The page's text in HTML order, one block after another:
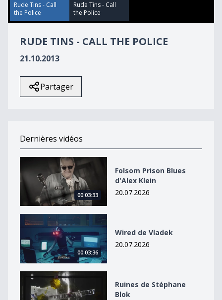
44
seconds
Rude Tins - Call
the Police
Rude Tins - Call
the Police
RUDE TINS - CALL THE POLICE
21.10.2013
Partager
Dernières vidéos
Folsom Prison Blues d&#039;Alex Klein
00:03:33
Folsom Prison Blues
d'Alex Klein
20.07.2026
Wired de Vladek
00:03:36
Wired de Vladek
20.07.2026
Ruines de Stéphane Blok
Ruines de Stéphane
Blok